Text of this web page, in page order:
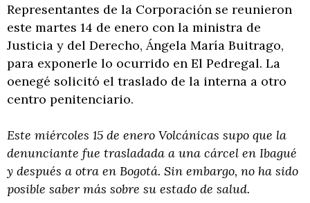
Representantes de la Corporación se reunieron
este martes 14 de enero con la ministra de
Justicia y del Derecho, Ángela María Buitrago,
para exponerle lo ocurrido en El Pedregal. La
oenegé solicitó el traslado de la interna a otro
centro penitenciario.
Este miércoles 15 de enero Volcánicas supo que la
denunciante fue trasladada a una cárcel en Ibagué
y después a otra en Bogotá. Sin embargo, no ha sido
posible saber más sobre su estado de salud.